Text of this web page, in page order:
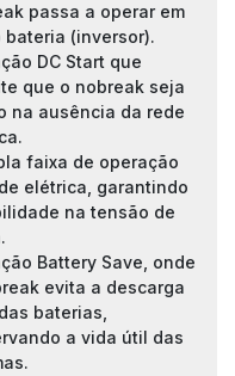
passa a operar em
bateria (inversor).
DC Start que
que o nobreak seja
na ausência da rede
faixa de operação
elétrica, garantindo
na tensão de
Battery Save, onde
evita a descarga
baterias,
a vida útil das